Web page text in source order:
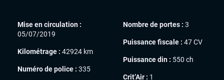
Mise en circulation :
05/07/2019
Kilométrage : 42924 km
Numéro de police : 335
Nombre de portes : 3
Puissance fiscale : 47 CV
Puissance din : 550 ch
Crit’Air : 1